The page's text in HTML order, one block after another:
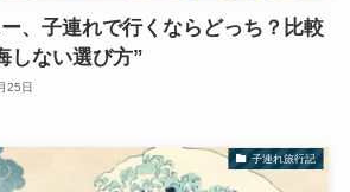
、子連れで行くならどっち？比較
しない選び方”
25日
子連れ旅行記